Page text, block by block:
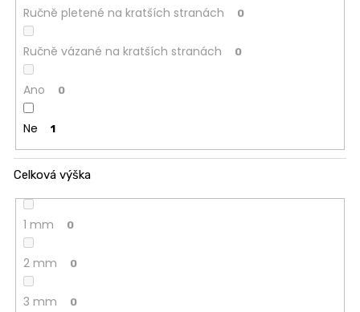
Ručně pletené na kratších stranách 0
Ručně vázané na kratších stranách 0
Ano 0
Ne 1
Celková výška
1 mm 0
2 mm 0
3 mm 0